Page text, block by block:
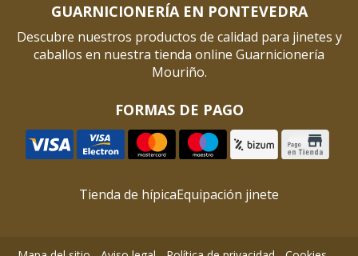
GUARNICIONERÍA EN PONTEVEDRA
Descubre nuestros productos de calidad para jinetes y
caballos en nuestra tienda online Guarnicionería
Mouriño.
FORMAS DE PAGO
Tienda de hípicaEquipación jinete